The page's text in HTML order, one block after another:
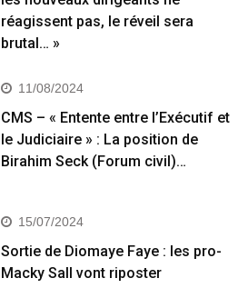
réagissent pas, le réveil sera
brutal… »
11/08/2024
CMS – « Entente entre l’Exécutif et
le Judiciaire » : La position de
Birahim Seck (Forum civil)…
15/07/2024
Sortie de Diomaye Faye : les pro-
Macky Sall vont riposter